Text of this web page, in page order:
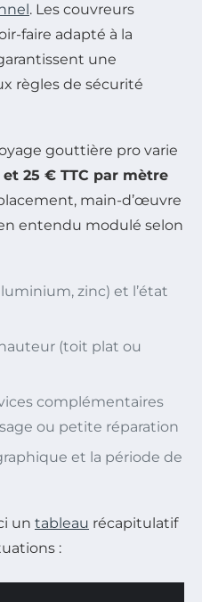
. Les couvreurs
faire adapté à la
une
règles de sécurité
gouttière pro varie
et 25 € TTC par mètre
main-d’œuvre
entendu modulé selon
zinc) et l’état
(toit plat ou
complémentaires
ou petite réparation
et la période de
un tableau récapitulatif
: